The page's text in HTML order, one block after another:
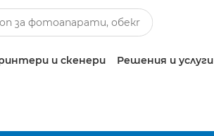
и скенери Решения и услуги